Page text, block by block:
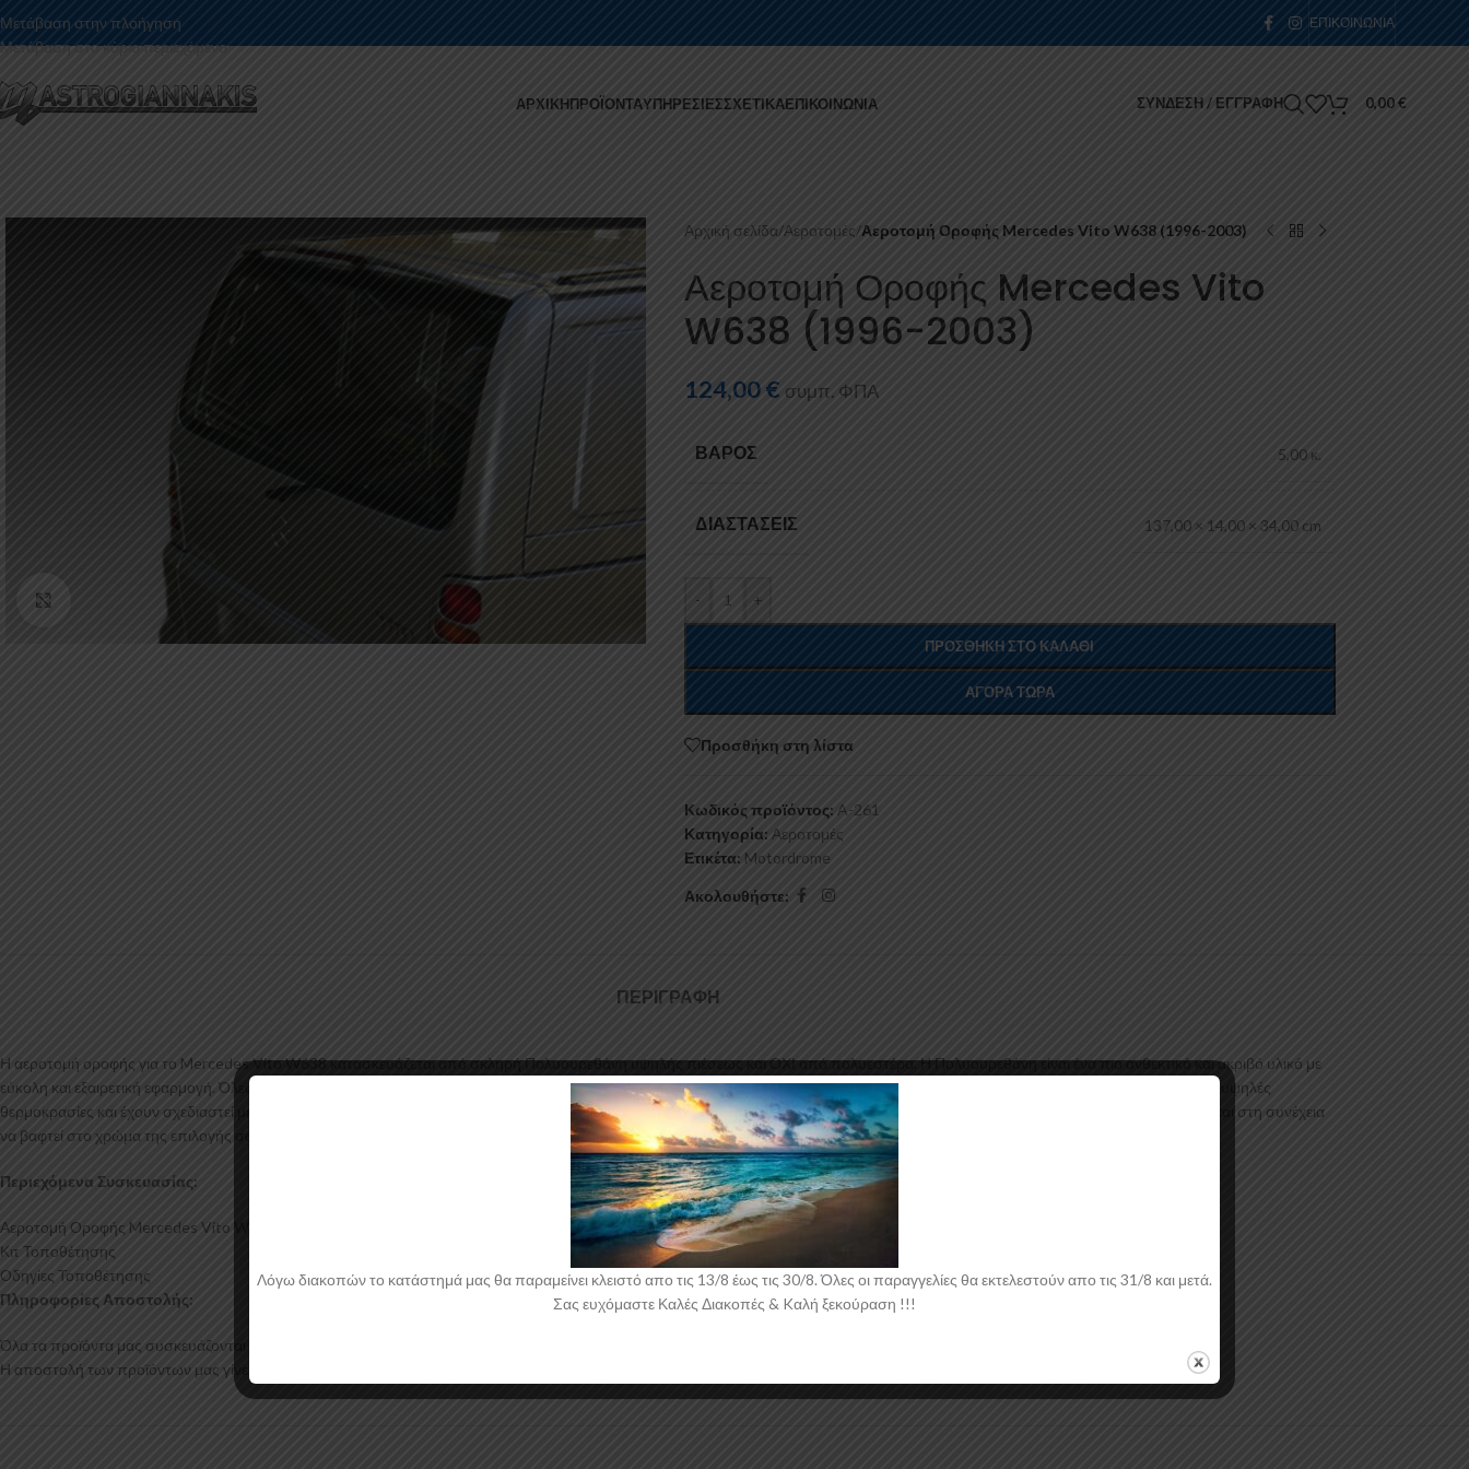
Μετάβαση στην πλοήγηση
Μετάβαση στο κύριο περιεχόμενο
ΕΠΙΚΟΙΝΩΝΊΑ
ΑΡΧΙΚΉΠΡΟΪΌΝΤΑΥΠΗΡΕΣΊΕΣΣΧΕΤΙΚΆΕΠΙΚΟΙΝΩΝΊΑ ΣΎΝΔΕΣΗ / ΕΓΓΡΑΦΉ 0,00€
Αρχική σελίδα/Αεροτομές /Αεροτομή Οροφής Mercedes Vito W638 (1996-2003)
Αεροτομή Οροφής Mercedes Vito
W638 (1996-2003)
124,00€ συμπ. ΦΠΑ
ΒΆΡΟΣ 5,00 κ.
ΔΙΑΣΤΆΣΕΙΣ 137,00 × 14,00 × 34,00 cm
- +
ΠΡΟΣΘΉΚΗ ΣΤΟ ΚΑΛΆΘΙ
ΑΓΟΡΆ ΤΏΡΑ
Προσθήκη στη λίστα
Κωδικός προϊόντος: A-261
Κατηγορία: Αεροτομές
Ετικέτα: Motordrome
Ακολουθήστε:
ΠΕΡΙΓΡΑΦΉ
Η αεροτομή οροφής για το Mercedes Vito W638 κατασκευάζεται από σκληρή Πολυουρεθάνη υψηλής πιέσεως και ΟΧΙ από πολυεστέρα. Η Πολυουρεθάνη είναι ένα πιο ανθεκτικό και ακριβό υλικό με
εύκολη και εξαιρετική εφαρμογή. Όλες οι αεροτομές παράγονται σε καλούπια αλουμινίου για αυξημένη ποιότητα και αντοχή στη μαζική παραγωγή. Είναι ελεγμένα για ανθεκτικότητα σε υψηλές
θερμοκρασίες και έχουν σχεδιαστεί με την καλύτερη λεπτομέρεια. Η αεροτομή οροφής για το Mercedes Vito W638 έρχεται στο χρώμα του υλικού. Το προϊόν θα πρέπει να ασταρωθεί και στη συνέχεια
να βαφτεί στο χρώμα της επιλογής σας.
Περιεχόμενα Συσκευασίας:
Αεροτομή Οροφής Mercedes Vito W638
Κιτ Τοποθέτησης
Οδηγίες Τοποθέτησης
Πληροφορίες Αποστολής:
Όλα τα προϊόντα μας συσκευάζονται και αποστέλλονται με προστατευτικό νάιλον μέσα στο κουτί τους για μεγαλύτερη ασφάλεια κατά την αποστολή.
Η αποστολή των προϊόντων μας γίνεται μέσα σε 2-4 εργάσιμες ημέρες.
Λόγω διακοπών το κατάστημά μας θα παραμείνει κλειστό απο τις 13/8 έως τις 30/8. Όλες οι παραγγελίες θα εκτελεστούν απο τις 31/8 και μετά.
Σας ευχόμαστε Καλές Διακοπές & Kαλή ξεκούραση !!!